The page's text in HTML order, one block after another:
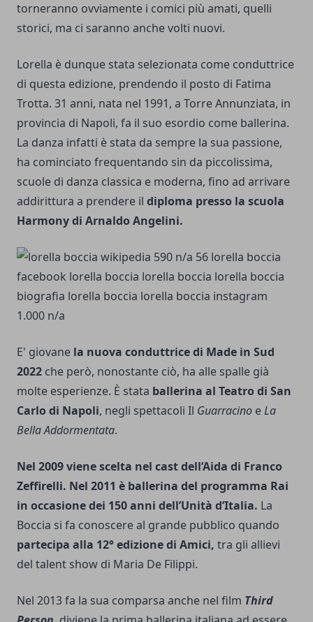
torneranno ovviamente i comici più amati, quelli
storici, ma ci saranno anche volti nuovi.
Lorella è dunque stata selezionata come conduttrice
di questa edizione, prendendo il posto di Fatima
Trotta. 31 anni, nata nel 1991, a Torre Annunziata, in
provincia di Napoli, fa il suo esordio come ballerina.
La danza infatti è stata da sempre la sua passione,
ha cominciato frequentando sin da piccolissima,
scuole di danza classica e moderna, fino ad arrivare
addirittura a prendere il diploma presso la scuola
Harmony di Arnaldo Angelini.
E' giovane la nuova conduttrice di Made in Sud
2022 che però, nonostante ciò, ha alle spalle già
molte esperienze. È stata ballerina al Teatro di San
Carlo di Napoli, negli spettacoli Il Guarracino eLa
Bella Addormentata.
Nel 2009 viene scelta nel cast dell’Aida di Franco
Zeffirelli. Nel 2011 è ballerina del programma Rai
in occasione dei 150 anni dell’Unità d’Italia. La
Boccia si fa conoscere al grande pubblico quando
partecipa alla 12° edizione di Amici, tra gli allievi
del talent show di Maria De Filippi.
Nel 2013 fa la sua comparsa anche nel film Third